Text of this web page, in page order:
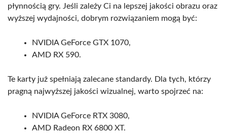
płynnością gry. Jeśli zależy Ci na lepszej jakości obrazu oraz
wyższej wydajności, dobrym rozwiązaniem mogą być:
NVIDIA GeForce GTX 1070,
AMD RX 590.
Te karty już spełniają zalecane standardy. Dla tych, którzy
pragną najwyższej jakości wizualnej, warto spojrzeć na:
NVIDIA GeForce RTX 3080,
AMD Radeon RX 6800 XT.